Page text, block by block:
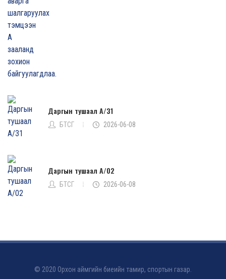
Даргын тушаал А/31
БТСГ 2026-06-08
Даргын тушаал А/02
БТСГ 2026-06-08
© 2020 Орхон аймгийн биеийн тамир, спортын газар.